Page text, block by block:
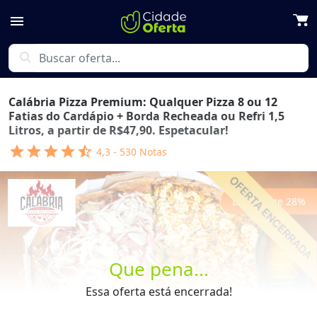
menu
search
Que pena...
Essa oferta está encerrada!
Calábria Pizza Premium: Qualquer Pizza 8 ou 12
Fatias do Cardápio + Borda Recheada ou Refri 1,5
Litros, a partir de R$47,90. Espetacular!
starstarstarstarstar_half 4,3 - 530 Notas
Economize 28%